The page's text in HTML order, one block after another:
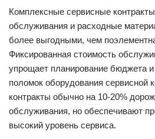
Комплексные сервисные
обслуживания и расходные
более выгодными, чем
Фиксированная стоимость
упрощает планирование бюджета и
поломок оборудования сервисной
контракты обычно на 10-20%
обслуживания, но обеспечивают
высокий уровень сервиса.